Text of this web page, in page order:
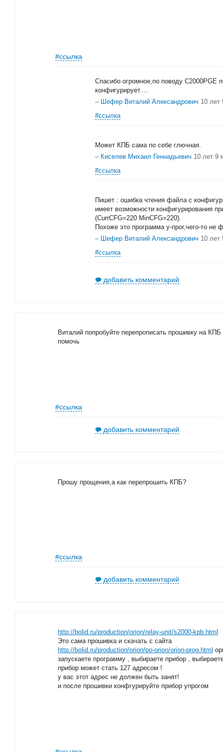
#ссылка
Спасибо огромное,по поводу С2000PGE
конфигурирует....
– Шефер Виталий Александрович 10 лет
#ссылка
Может КПБ сама по себе глючная.
– Киселев Михаил Геннадьевич 10 лет 9
#ссылка
Пишет : ошибка чтения файла с
имеет возможности конфигурирования
(CurrCFG=220 MinCFG=220).
Похоже это программа у-прог,чего-то не
– Шефер Виталий Александрович 10 лет
#ссылка
добавить комментарий
Виталий попробуйте перепрописать прошивку на
помочь
#ссылка
добавить комментарий
Прошу прощения,а как перепрошить КПБ?
#ссылка
добавить комментарий
http://bolid.ru/production/orion/relay-unit/s2000-kpb.html
Это сама прошивка и скачать с сайта
http://bolid.ru/production/orion/po-orion/orion-prog.html
запускаете программу , выбираете прибор ,
прибор может стать 127 адресом !
у вас этот адрес не должен быть занят!
и после прошивки конфгурируйте прибор упрогом